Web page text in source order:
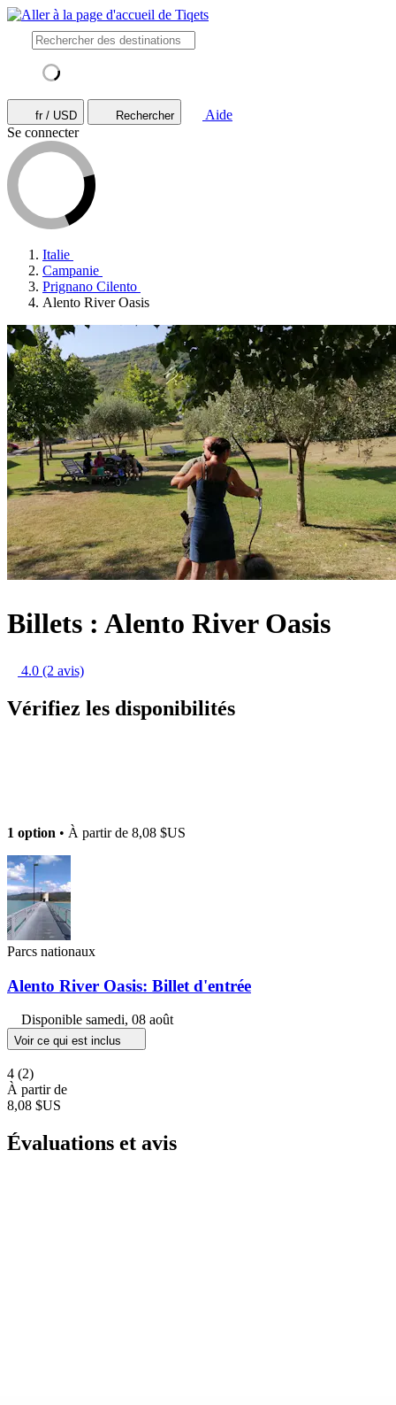
fr / USD Rechercher
Aide
Se connecter
Italie
Campanie
Prignano Cilento
Alento River Oasis
Billets : Alento River Oasis
4.0 (2 avis)
Vérifiez les disponibilités
1 option • À partir de 8,08 $US
Parcs nationaux
Alento River Oasis: Billet d'entrée
Disponible samedi, 08 août
Voir ce qui est inclus
4 (2)
À partir de
8,08 $US
Évaluations et avis